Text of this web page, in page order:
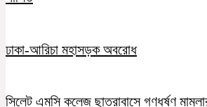
ঢাকা-আরিচা মহাসড়ক অবরোধ
সিলেট এমসি কলেজ ছাত্রাবাসে গণধর্ষণ